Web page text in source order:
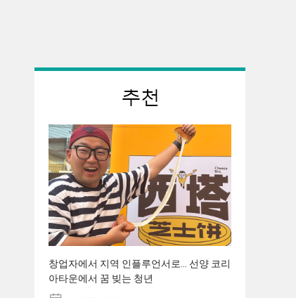
창업자에서 지역 인플루언서로... 선양 코리
아타운에서 꿈 빚는 청년